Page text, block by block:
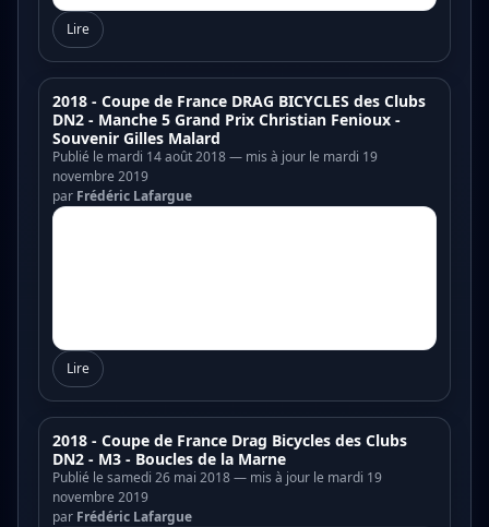
Lire
2018 - Coupe de France DRAG BICYCLES des Clubs
DN2 - Manche 5 Grand Prix Christian Fenioux -
Souvenir Gilles Malard
Publié le mardi 14 août 2018 — mis à jour le mardi 19
novembre 2019
par Frédéric Lafargue
Lire
2018 - Coupe de France Drag Bicycles des Clubs
DN2 - M3 - Boucles de la Marne
Publié le samedi 26 mai 2018 — mis à jour le mardi 19
novembre 2019
par Frédéric Lafargue